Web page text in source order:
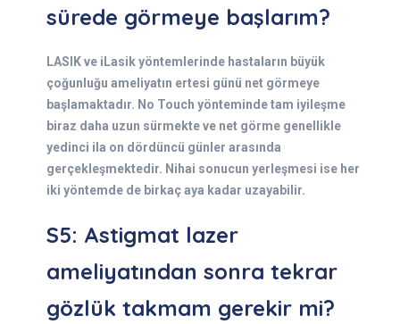
sürede görmeye başlarım?
LASIK ve iLasik yöntemlerinde hastaların büyük
çoğunluğu ameliyatın ertesi günü net görmeye
başlamaktadır. No Touch yönteminde tam iyileşme
biraz daha uzun sürmekte ve net görme genellikle
yedinci ila on dördüncü günler arasında
gerçekleşmektedir. Nihai sonucun yerleşmesi ise her
iki yöntemde de birkaç aya kadar uzayabilir.
S5: Astigmat lazer
ameliyatından sonra tekrar
gözlük takmam gerekir mi?